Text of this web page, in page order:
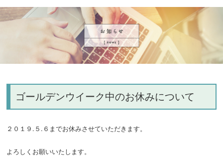
ゴールデンウイーク中のお休みについて
２０１９.５.６までお休みさせていただきます。
よろしくお願いいたします。